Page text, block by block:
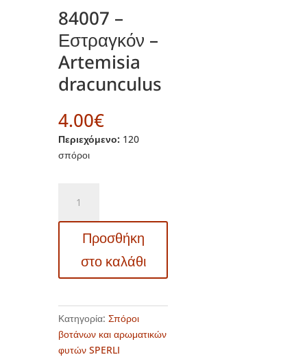
84007 –
Εστραγκόν –
Artemisia
dracunculus
4.00€
Περιεχόμενο: 120
σπόροι
Εστραγκόν
dracunculus
Προσθήκη
στο καλάθι
Κατηγορία: Σπόροι
βοτάνων και αρωματικών
φυτών SPERLI